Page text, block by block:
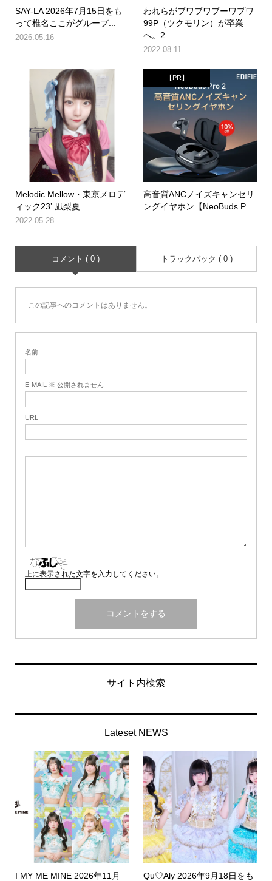
SAY-LA 2026年7月15日をも
って椎名ここがグループ...
2026.05.16
われらがプワプワプーワプワ
99P（ツクモリン）が卒業
へ。2...
2022.08.11
Melodic Mellow・東京メロデ
ィック23’ 凪梨夏...
2022.05.28
【PR】
高音質ANCノイズキャンセリ
ングイヤホン【NeoBuds P...
コメント ( 0 ) トラックバック ( 0 )
この記事へのコメントはありません。
名前
E-MAIL ※ 公開されません
URL
上に表示された文字を入力してください。
サイト内検索
Lateset NEWS
I MY ME MINE 2026年11月 Qu♡Aly 2026年9月18日をも